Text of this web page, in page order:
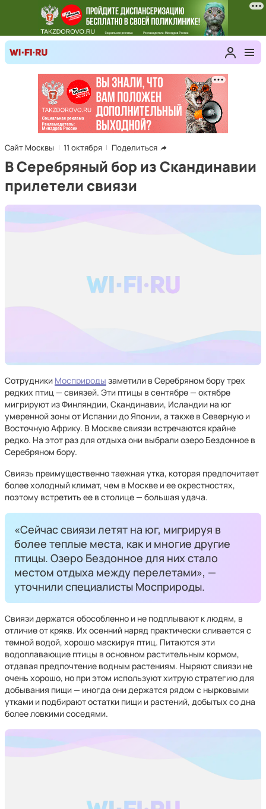
Сайт Москвы 11 октября Поделиться
В Серебряный бор из Скандинавии
прилетели свиязи
Сотрудники Мосприроды заметили в Серебряном бору трех
редких птиц — свиязей. Эти птицы в сентябре — октябре
мигрируют из Финляндии, Скандинавии, Исландии на юг
умеренной зоны от Испании до Японии, а также в Северную и
Восточную Африку. В Москве свиязи встречаются крайне
редко. На этот раз для отдыха они выбрали озеро Бездонное в
Серебряном бору.
Свиязь преимущественно таежная утка, которая предпочитает
более холодный климат, чем в Москве и ее окрестностях,
поэтому встретить ее в столице — большая удача.
«Сейчас свиязи летят на юг, мигрируя в
более теплые места, как и многие другие
птицы. Озеро Бездонное для них стало
местом отдыха между перелетами», —
уточнили специалисты Мосприроды.
Свиязи держатся обособленно и не подплывают к людям, в
отличие от крякв. Их осенний наряд практически сливается с
темной водой, хорошо маскируя птиц. Питаются эти
водоплавающие птицы в основном растительным кормом,
отдавая предпочтение водным растениям. Ныряют свиязи не
очень хорошо, но при этом используют хитрую стратегию для
добывания пищи — иногда они держатся рядом с нырковыми
утками и подбирают остатки пищи и растений, добытых со дна
более ловкими соседями.